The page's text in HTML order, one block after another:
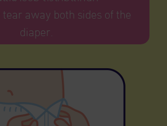
tear away both sides of the
diaper.